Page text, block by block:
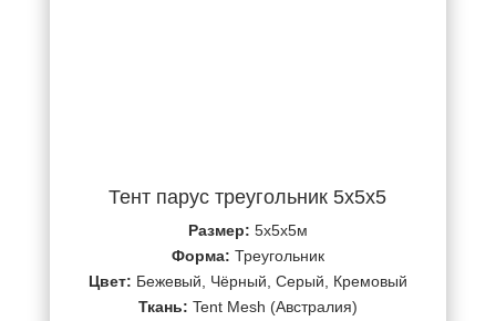
Тент парус треугольник 5х5х5
Размер: 5х5х5м
Форма: Треугольник
Цвет: Бежевый, Чёрный, Серый, Кремовый
Ткань: Tent Mesh (Австралия)